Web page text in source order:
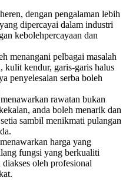
dengan pengalaman lebih
dipercayai dalam industri
kebolehpercayaan dan
menangani pelbagai masalah
kulit kendur, garis-garis halus
penyelesaian serba boleh
rawatan bukan
anda boleh menarik dan
sambil menikmati pulangan
harga yang
fungsi yang berkualiti
oleh profesional